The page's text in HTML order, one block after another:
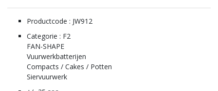
Productcode : JW912
Categorie : F2
FAN-SHAPE
Vuurwerkbatterijen
Compacts / Cakes / Potten
Siervuurwerk